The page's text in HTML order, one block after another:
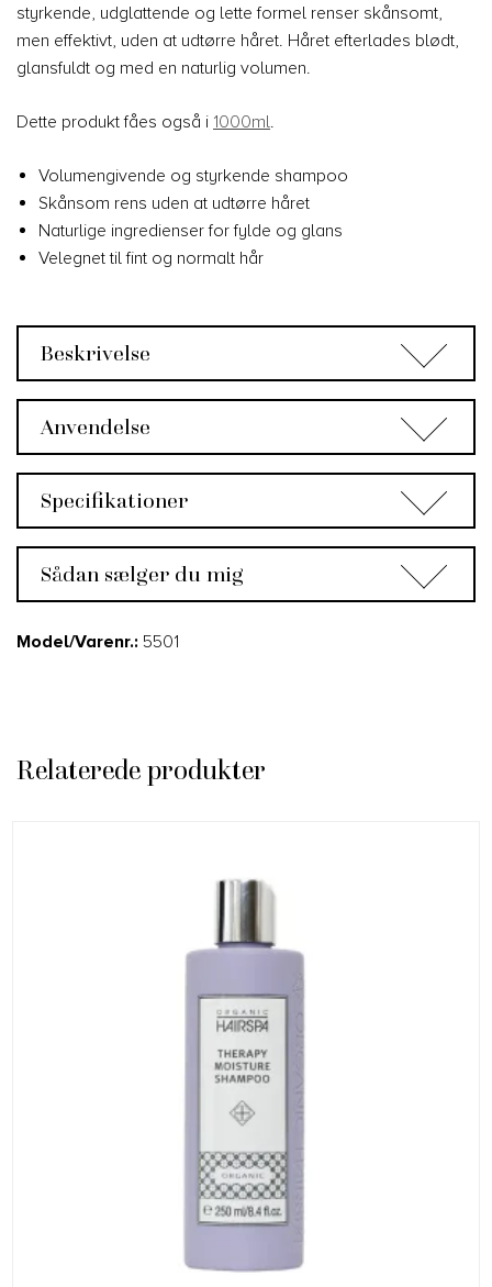
styrkende, udglattende og lette formel renser skånsomt,
men effektivt, uden at udtørre håret. Håret efterlades blødt,
glansfuldt og med en naturlig volumen.
Dette produkt fåes også i 1000ml.
Volumengivende og styrkende shampoo
Skånsom rens uden at udtørre håret
Naturlige ingredienser for fylde og glans
Velegnet til fint og normalt hår
Beskrivelse
Anvendelse
Specifikationer
Sådan sælger du mig
Model/Varenr.: 5501
Relaterede produkter